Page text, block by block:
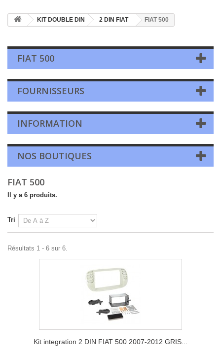
KIT DOUBLE DIN 2 DIN FIAT FIAT 500
FIAT 500
FOURNISSEURS
INFORMATION
NOS BOUTIQUES
FIAT 500
Il y a 6 produits.
Tri
Résultats 1 - 6 sur 6.
Kit integration 2 DIN FIAT 500 2007-2012 GRIS...